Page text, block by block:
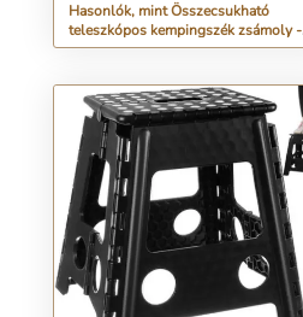
Hasonlók, mint Összecsukható
teleszkópos kempingszék zsámoly -
piros